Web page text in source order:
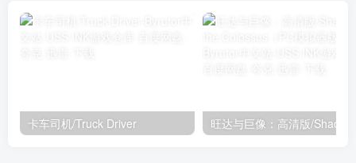
卡车司机/Truck Driver